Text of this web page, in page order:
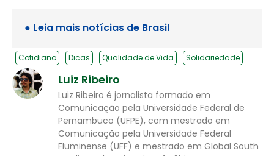
● Leia mais notícias de Brasil
Cotidiano Dicas Qualidade de Vida Solidariedade
Luiz Ribeiro
Luiz Ribeiro é jornalista formado em
Comunicação pela Universidade Federal de
Pernambuco (UFPE), com mestrado em
Comunicação pela Universidade Federal
Fluminense (UFF) e mestrado em Global South